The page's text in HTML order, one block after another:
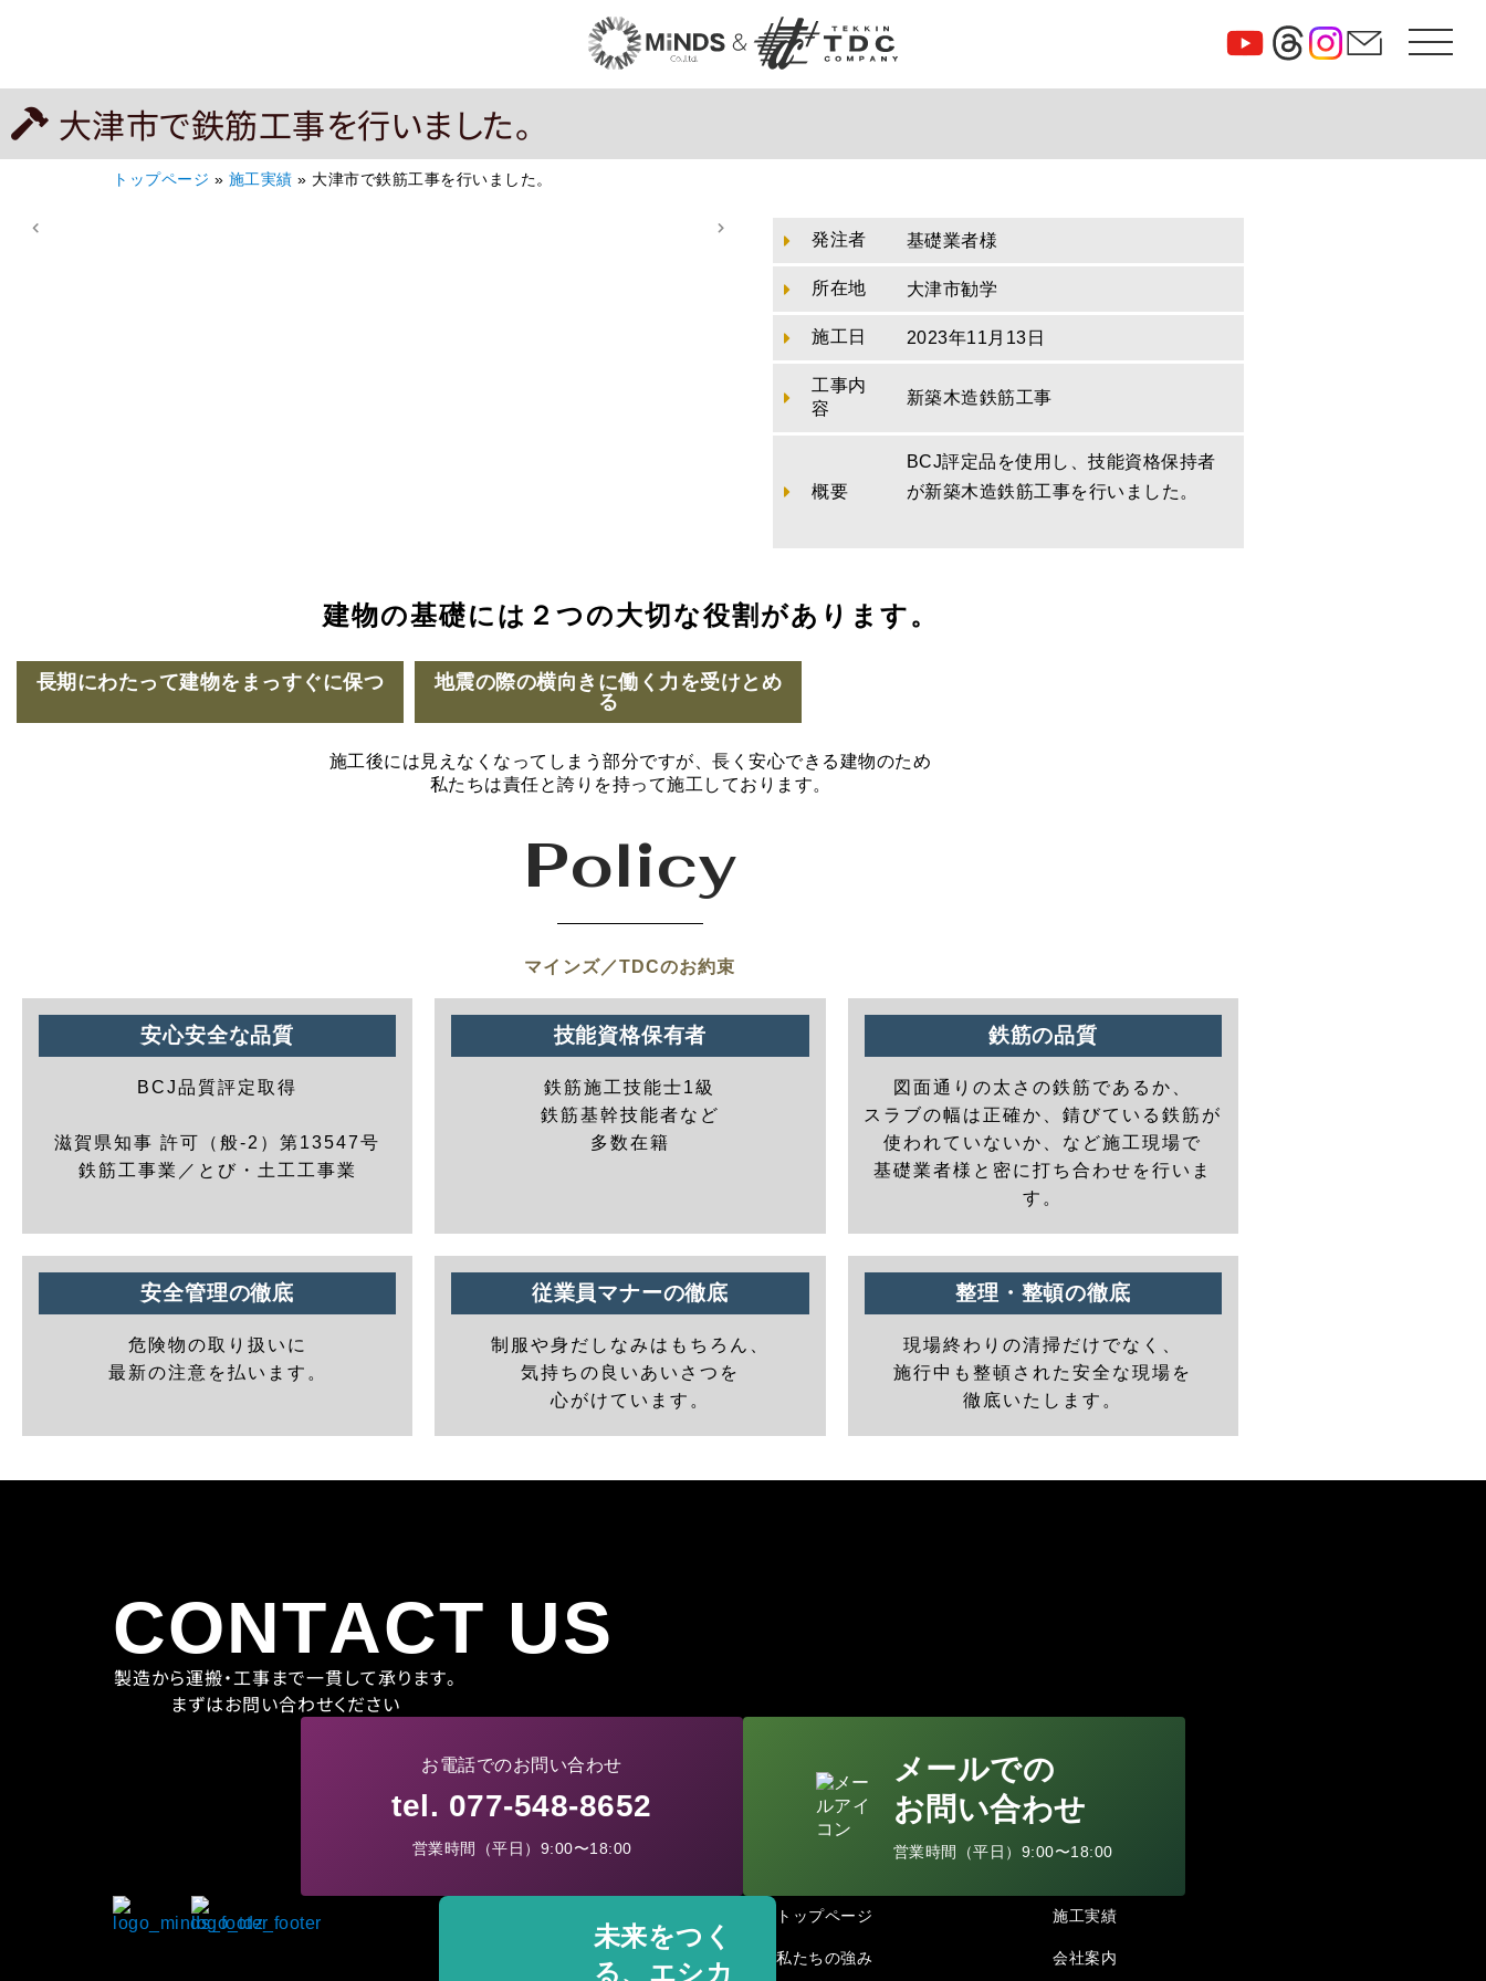
大津市で鉄筋工事を行いました。
トップページ » 施工実績 » 大津市で鉄筋工事を行いました。
発注者 基礎業者様
所在地 大津市勧学
施工日 2023年11月13日
工事内
容
新築木造鉄筋工事
概要
BCJ評定品を使用し、技能資格保持者
が新築木造鉄筋工事を行いました。
建物の基礎には２つの大切な役割があります。
長期にわたって建物をまっすぐに保つ
地震の際の横向きに働く力を受けとめ
る
施工後には見えなくなってしまう部分ですが、長く安心できる建物のため
私たちは責任と誇りを持って施工しております。
Policy
マインズ／TDCのお約束
安心安全な品質
BCJ品質評定取得
滋賀県知事 許可（般-2）第13547号
鉄筋工事業／とび・土工工事業
技能資格保有者
鉄筋施工技能士1級
鉄筋基幹技能者など
多数在籍
鉄筋の品質
図面通りの太さの鉄筋であるか、
スラブの幅は正確か、錆びている鉄筋が
使われていないか、など施工現場で
基礎業者様と密に打ち合わせを行いま
す。
安全管理の徹底
危険物の取り扱いに
最新の注意を払います。
従業員マナーの徹底
制服や身だしなみはもちろん、
気持ちの良いあいさつを
心がけています。
整理・整頓の徹底
現場終わりの清掃だけでなく、
施行中も整頓された安全な現場を
徹底いたします。
CONTACT US
製造から運搬・工事まで一貫して承ります。
まずはお問い合わせください
お電話でのお問い合わせ
tel. 077-548-8652
営業時間（平日）9:00〜18:00
メールでの
お問い合わせ
営業時間（平日）9:00〜18:00
未来をつく
る、エシカ
トップページ
私たちの強み
施工実績
会社案内